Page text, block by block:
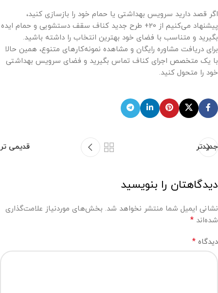
اگر قصد دارید سرویس بهداشتی یا حمام خود را بازسازی کنید،
پیشنهاد می‌کنیم از 20+ طرح جدید کناف سقف دستشویی و حمام ایده
بگیرید و متناسب با فضای خود بهترین انتخاب را داشته باشید.
برای دریافت مشاوره رایگان و مشاهده نمونه‌کارهای متنوع، همین حالا
با یک متخصص اجرای کناف تماس بگیرید و فضای سرویس بهداشتی
خود را متحول کنید.
جدیدتر قدیمی تر
دیدگاهتان را بنویسید
نشانی ایمیل شما منتشر نخواهد شد. بخش‌های موردنیاز علامت‌گذاری
شده‌اند *
دیدگاه *